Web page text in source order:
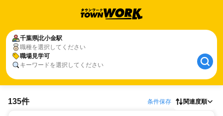
千葉県北小金駅
職種を選択してください
職場見学可
キーワードを選択してください
135件 条件保存 関連度順